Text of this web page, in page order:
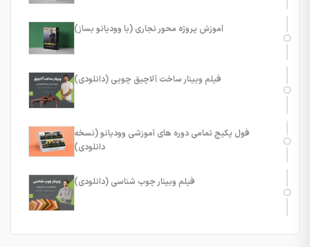
آموزش پروژه محور نجاری (با وودیانو بساز)
فیلم وبینار ساخت آلاچیق چوبی (دانلودی)
فول پکیج تمامی دوره های آموزشی وودیانو (نسخه
دانلودی)
فیلم وبینار چوب شناسی (دانلودی)